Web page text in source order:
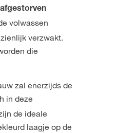
volwassen
verzwakt.
die
zal enerzijds de
in deze
de ideale
laagje op de